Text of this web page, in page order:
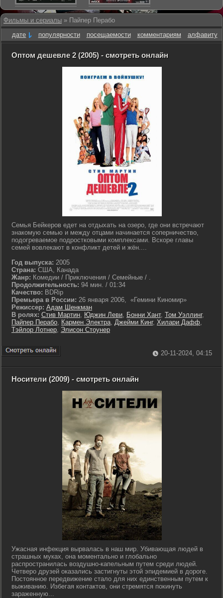
Фильмы и сериалы » Пайпер Перабо
дате
популярности посещаемости комментариям алфавиту
Оптом дешевле 2 (2005) - смотреть онлайн
Семья Бейкеров едет на отдыхать на озеро, где они встречают
знакомую семью и между отцами начинается соперничество,
подогреваемое подростковыми комплексами. Вскоре главы
семей вовлекают в конфликт детей и жён....
Год выпуска: 2005
Страна: США, Канада
Жанр: Комедии / Приключения / Семейные / .
Продолжительность: 94 мин. / 01:34
Качество: BDRip
Премьера в России: 26 января 2006, «Гемини Киномир»
Режиссер: Адам Шенкман
В ролях: Стив Мартин, Юджин Леви, Бонни Хант, Том Уэллинг,
Пайпер Перабо, Кармен Электра, Джейми Кинг, Хилари Дафф,
Тэйлор Лотнер, Элисон Стоунер
20-11-2024, 04:15
Носители (2009) - смотреть онлайн
Ужасная инфекция вырвалась в наш мир. Убивающая людей в
страшных муках, она моментально и глобально
распространилась воздушно-капельным путем среди людей.
Четверо друзей оказались застигнуты этой эпидемией в дороге.
Постоянное передвижение стало для них единственным путем к
выживанию. Избегая контактов, они стремятся покинуть
зараженную...